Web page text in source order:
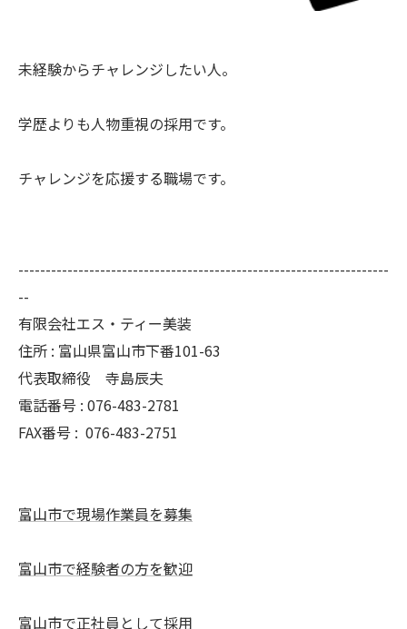
未経験からチャレンジしたい人。
学歴よりも人物重視の採用です。
チャレンジを応援する職場です。
--------------------------------------------------------------------
--
有限会社エス・ティー美装
住所 : 富山県富山市下番101-63
代表取締役 寺島辰夫
電話番号 : 076-483-2781
FAX番号 : 076-483-2751
富山市で現場作業員を募集
富山市で経験者の方を歓迎
富山市で正社員として採用